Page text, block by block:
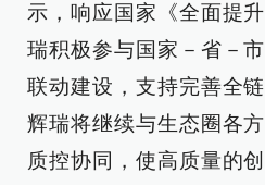
示，响应国家《全面提
瑞积极参与国家－省－
联动建设，支持完善全
辉瑞将继续与生态圈各
质控协同，使高质量的